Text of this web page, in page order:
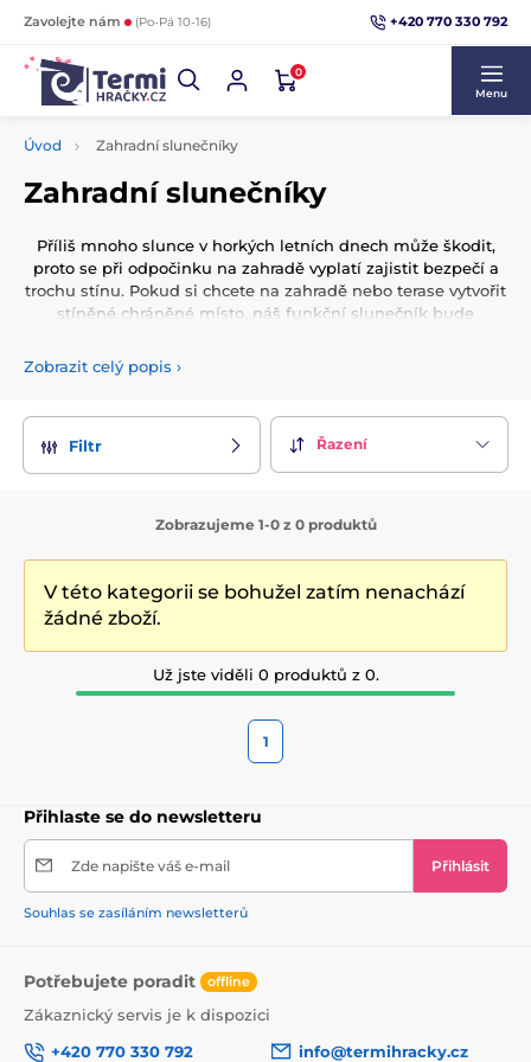
Zavolejte nám (Po-Pá 10-16) +420 770 330 792
0
Menu
Úvod Zahradní slunečníky
Zahradní slunečníky
Příliš mnoho slunce v horkých letních dnech může škodit,
proto se při odpočinku na zahradě vyplatí zajistit bezpečí a
trochu stínu. Pokud si chcete na zahradě nebo terase vytvořit
stíněné chráněné místo, náš funkční slunečník bude
dešti během zahradní slavnosti. Kromě funkčnosti má
slunečník jednoduchý, moderní vzhled, díky kterému je
kempy. Speciální rukojeť vám usnadní rozložení slunečníku-
stačí pár pohybů klikou a stříška se sama rozloží a
rovnoměrně natáhne.
Zobrazit celý popis ›
Filtr Řazení
Zobrazujeme 1-0 z 0 produktů
V této kategorii se bohužel zatím nenachází
žádné zboží.
Už jste viděli 0 produktů z 0.
1
Přihlaste se do newsletteru
Zde napište váš e-mail Přihlásit
Souhlas se zasíláním newsletterů
Potřebujete poradit offline
Zákaznický servis je k dispozici
+420 770 330 792
info@termihracky.cz